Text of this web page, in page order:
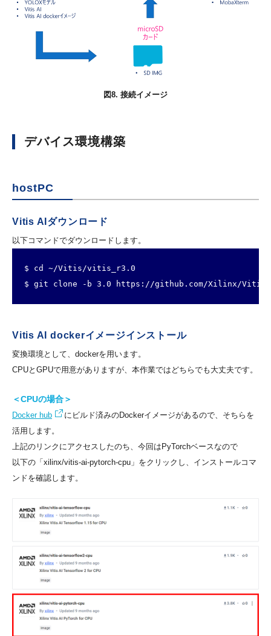
図8. 接続イメージ
デバイス環境構築
hostPC
Vitis AIダウンロード
以下コマンドでダウンロードします。
$ cd ~/Vitis/vitis_r3.0
$ git clone -b 3.0 https://github.com/Xilinx/
Vitis AI dockerイメージインストール
変換環境として、dockerを用います。
CPUとGPUで用意がありますが、本作業ではどちらでも大丈夫です。
＜CPUの場合＞
Docker hub
にビルド済みのDockerイメージがあるので、そちらを
活用します。
上記のリンクにアクセスしたのち、今回はPyTorchベースなので
以下の「xilinx/vitis-ai-pytorch-cpu」をクリックし、インストールコマ
ンドを確認します。